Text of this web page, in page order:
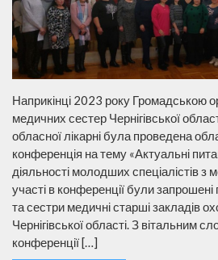
Наприкінці 2023 року Громадською
медичних сестер Чернігівської
обласної лікарні була проведена
конференція на тему «Актуальні
діяльності молодших спеціалістів з
участі в конференції були запрошені
та сестри медичні старші закладів
Чернігівської області. З вітальним
конференції […]